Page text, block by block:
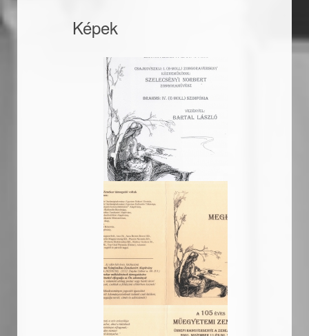
Képek